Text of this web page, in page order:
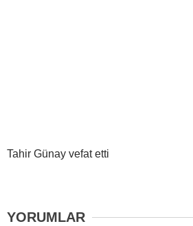
Tahir Günay vefat etti
YORUMLAR